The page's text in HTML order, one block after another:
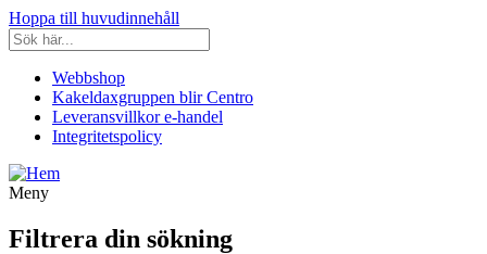
Hoppa till huvudinnehåll
Webbshop
Kakeldaxgruppen blir Centro
Leveransvillkor e-handel
Integritetspolicy
Meny
Filtrera din sökning